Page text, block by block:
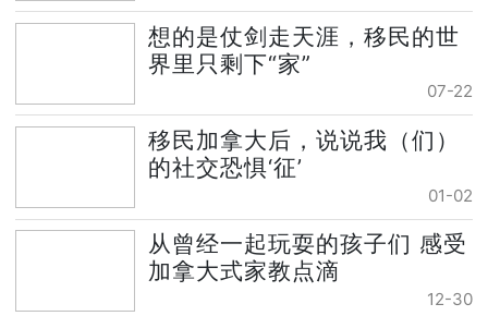
想的是仗剑走天涯，移民的世
界里只剩下“家”
07-22
移民加拿大后，说说我（们）
的社交恐惧‘征’
01-02
从曾经一起玩耍的孩子们 感受
加拿大式家教点滴
12-30